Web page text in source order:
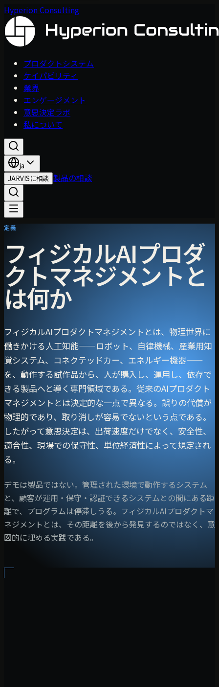
Hyperion Consulting
プロダクトシステム
ケイパビリティ
業界
エンゲージメント
意思決定ラボ
私について
ja
JARVISに相談 製品の相談
定義
フィジカルAIプロダ
クトマネジメントと
は何か
フィジカルAIプロダクトマネジメントとは、物理世界に
働きかける人工知能——ロボット、自律機械、産業用知
覚システム、コネクテッドカー、エネルギー機器——
を、動作する試作品から、人が購入し、運用し、依存で
きる製品へと導く専門領域である。従来のAIプロダクト
マネジメントとは決定的な一点で異なる。誤りの代償が
物理的であり、取り消しが容易でないという点である。
したがって意思決定は、出荷速度だけでなく、安全性、
適合性、現場での保守性、単位経済性によって規定され
る。
デモは製品ではない。管理された環境で動作するシステム
と、顧客が運用・保守・認証できるシステムとの間にある距
離で、プログラムは停滞しうる。フィジカルAIプロダクトマ
ネジメントとは、その距離を後から発見するのではなく、意
図的に埋める実践である。